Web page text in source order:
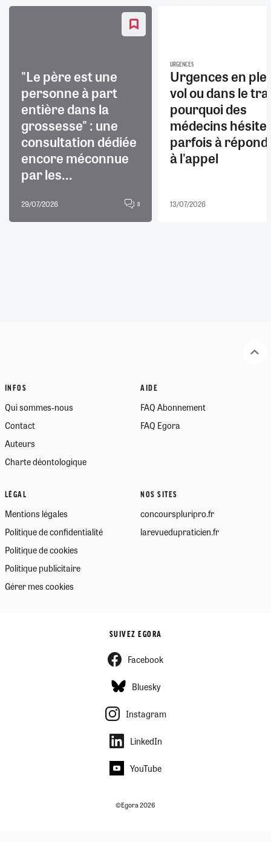
"Le père est une
personne à part
entière dans la
grossesse" : une
consultation dédiée
encore méconnue
par les...
29/07/2026 8
URGENCES
Urgences en
vol ou dans le
pourquoi des
médecins
parfois à
à l'appel
13/07/2026
INFOS
Qui sommes-nous
Contact
Auteurs
Charte déontologique
AIDE
FAQ Abonnement
FAQ Egora
LÉGAL
Mentions légales
Politique de confidentialité
Politique de cookies
Politique publicitaire
Gérer mes cookies
NOS SITES
concourspluripro.fr
larevuedupraticien.fr
SUIVEZ EGORA
Facebook
Bluesky
Instagram
LinkedIn
YouTube
©Egora 2026